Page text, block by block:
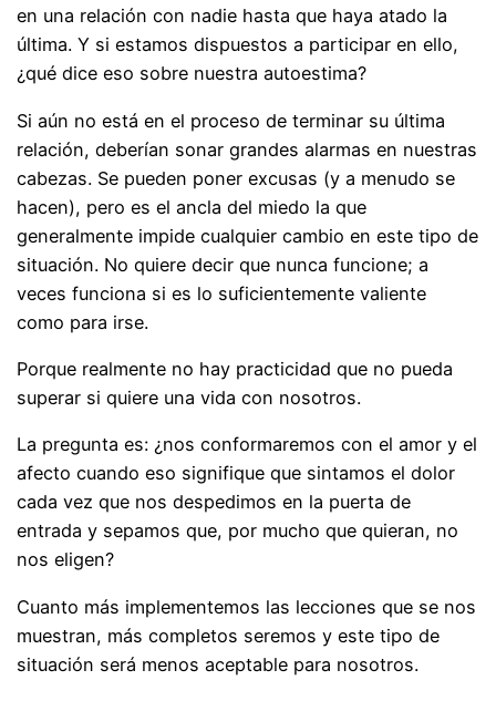
en una relación con nadie hasta que haya atado la
última. Y si estamos dispuestos a participar en ello,
¿qué dice eso sobre nuestra autoestima?
Si aún no está en el proceso de terminar su última
relación, deberían sonar grandes alarmas en nuestras
cabezas. Se pueden poner excusas (y a menudo se
hacen), pero es el ancla del miedo la que
generalmente impide cualquier cambio en este tipo de
situación. No quiere decir que nunca funcione; a
veces funciona si es lo suficientemente valiente
como para irse.
Porque realmente no hay practicidad que no pueda
superar si quiere una vida con nosotros.
La pregunta es: ¿nos conformaremos con el amor y el
afecto cuando eso signifique que sintamos el dolor
cada vez que nos despedimos en la puerta de
entrada y sepamos que, por mucho que quieran, no
nos eligen?
Cuanto más implementemos las lecciones que se nos
muestran, más completos seremos y este tipo de
situación será menos aceptable para nosotros.